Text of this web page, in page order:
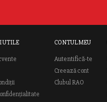
UTILE CONTUL MEU
Autentifică-te
Creează cont
Clubul RAO